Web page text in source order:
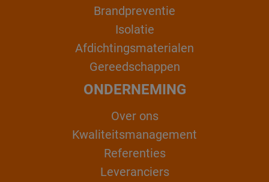
Brandpreventie
Isolatie
Afdichtingsmaterialen
Gereedschappen
ONDERNEMING
Over ons
Kwaliteitsmanagement
Referenties
Leveranciers